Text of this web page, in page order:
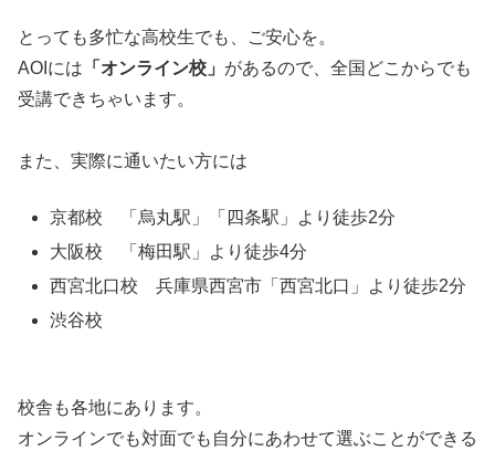
とっても多忙な高校生でも、ご安心を。
AOIには 「オンライン校」 があるので、全国どこからでも
受講できちゃいます。
また、実際に通いたい方には
京都校 「烏丸駅」「四条駅」より徒歩2分
大阪校 「梅田駅」より徒歩4分
西宮北口校 兵庫県西宮市「西宮北口」より徒歩2分
渋谷校
校舎も各地にあります。
オンラインでも対面でも自分にあわせて選ぶことができる